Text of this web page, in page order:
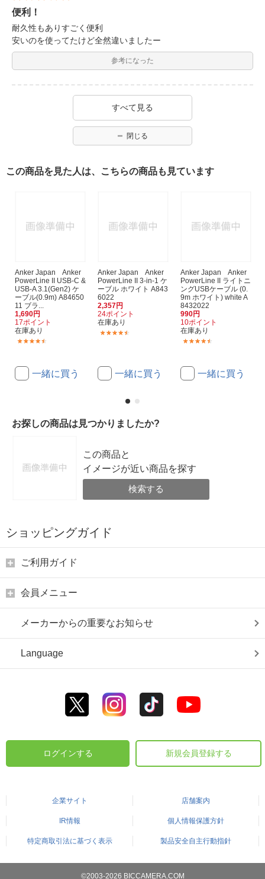
便利！
耐久性もありすごく便利
安いのを使ってたけど全然違いましたー
参考になった
すべて見る
閉じる
この商品を見た人は、こちらの商品も見ています
Anker Japan Anker
PowerLine II USB-C &
USB-A 3.1(Gen2) ケ
ーブル(0.9m) A84650
11 ブラ...
1,690円
17ポイント
在庫あり
一緒に買う
Anker Japan Anker
PowerLine II 3-in-1 ケ
ーブル ホワイト A843
6022
2,357円
24ポイント
在庫あり
一緒に買う
Anker Japan Anker
PowerLine II ライトニ
ングUSBケーブル (0.
9m ホワイト) white A
8432022
990円
10ポイント
在庫あり
一緒に買う
お探しの商品は見つかりましたか?
この商品と
イメージが近い商品を探す
検索する
ショッピングガイド
ご利用ガイド
会員メニュー
メーカーからの重要なお知らせ
Language
ログインする 新規会員登録する
企業サイト 店舗案内
IR情報 個人情報保護方針
特定商取引法に基づく表示 製品安全自主行動指針
©2003-2026 BICCAMERA.COM